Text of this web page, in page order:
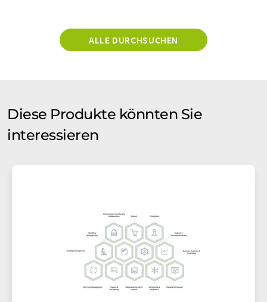
ALLE DURCHSUCHEN
Diese Produkte könnten Sie
interessieren